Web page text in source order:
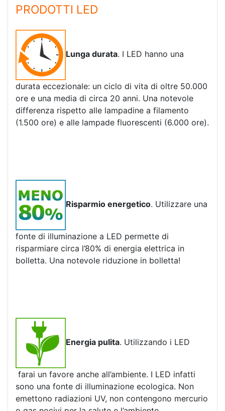
PRODOTTI LED
Lunga durata. I LED hanno una
durata eccezionale: un ciclo di vita di oltre 50.000
ore e una media di circa 20 anni. Una notevole
differenza rispetto alle lampadine a filamento
(1.500 ore) e alle lampade fluorescenti (6.000 ore).
Risparmio energetico. Utilizzare una
fonte di illuminazione a LED permette di
risparmiare circa l’80% di energia elettrica in
bolletta. Una notevole riduzione in bolletta!
Energia pulita. Utilizzando i LED
farai un favore anche all’ambiente. I LED infatti
sono una fonte di illuminazione ecologica. Non
emettono radiazioni UV, non contengono mercurio